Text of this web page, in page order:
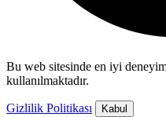
Bu web sitesinde en iyi
kullanılmaktadır.
Gizlilik Politikası Kabul